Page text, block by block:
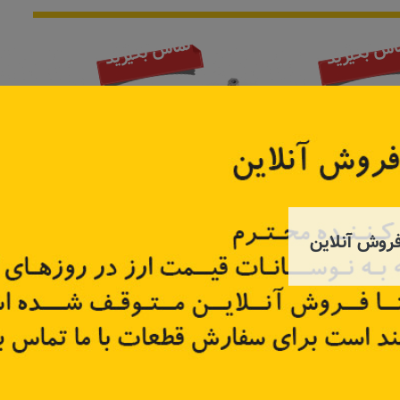
بگیرید
۲۰۰۰
تماس بگیرید
کیت تسمه دینام کولیوس NEW
کد قطعه:117203913R
اطلاعات بیشتر
تسمه دینام ال ۹۰ (مدل بالا) و ساندرو
کد
آنلاین